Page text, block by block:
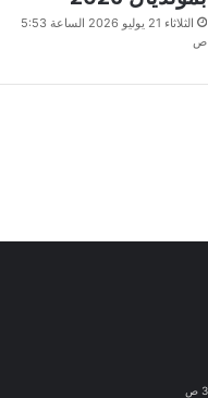
الثلاثاء 21 يوليو 2026 الساعة 5:53
ص